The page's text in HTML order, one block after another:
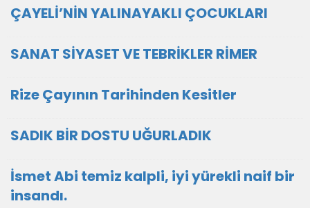
ÇAYELİ’NİN YALINAYAKLI ÇOCUKLARI
SANAT SİYASET VE TEBRİKLER RİMER
Rize Çayının Tarihinden Kesitler
SADIK BİR DOSTU UĞURLADIK
İsmet Abi temiz kalpli, iyi yürekli naif bir
insandı.